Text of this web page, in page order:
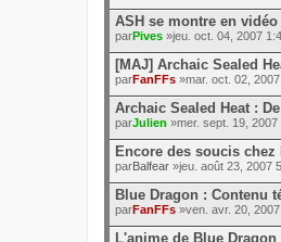
ASH se montre en vidéo
parPives »jeu. oct. 04, 2007
[MAJ] Archaic Sealed
parFanFFs »mar. oct. 02,
Archaic Sealed Heat :
parJulien »mer. sept. 19, 2007
Encore des soucis chez
parBalfear »jeu. août 23, 2007
Blue Dragon : Contenu
parFanFFs »ven. avr. 20,
L'anime de Blue Dragon